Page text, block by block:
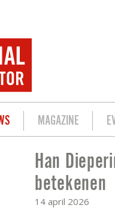
MAGAZINE
HOEFT
Han
betekenen
14 april 2026